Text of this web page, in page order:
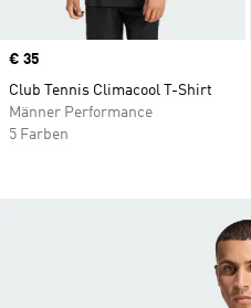
Price
€ 35
Club Tennis Climacool T-Shirt
Männer Performance
5 Farben